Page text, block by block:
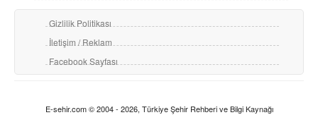
Gizlilik Politikası
İletişim / Reklam
Facebook Sayfası
E-sehir.com © 2004 - 2026, Türkiye Şehir Rehberi ve Bilgi Kaynağı